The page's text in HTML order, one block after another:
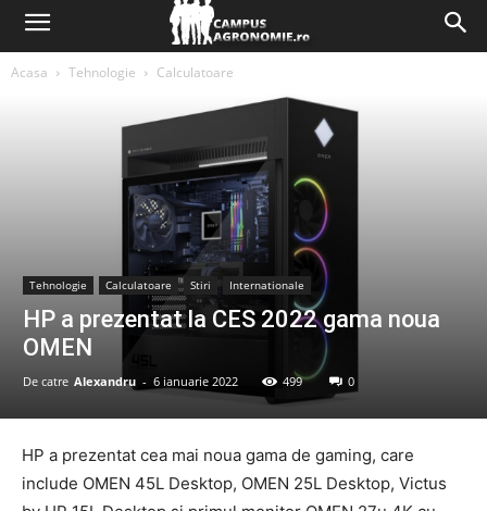
Acasa Tehnologie Calculatoare
Tehnologie Calculatoare Stiri Internationale
HP a prezentat la CES 2022 gama noua
OMEN
De catre Alexandru - 6 ianuarie 2022 499 0
HP a prezentat cea mai noua gama de gaming, care
include OMEN 45L Desktop, OMEN 25L Desktop, Victus